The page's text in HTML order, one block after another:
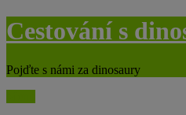
Skip
to
Cestování s
Pojďte s námi za dinosaury